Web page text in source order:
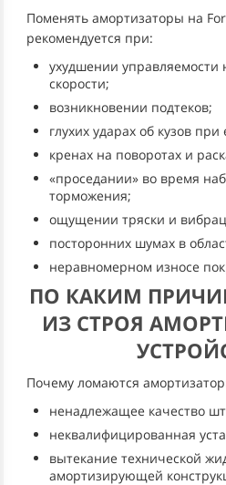
Поменять амортизаторы на
рекомендуется при:
ухудшении управляемости
скорости;
возникновении подтеков;
глухих ударах об кузов
кренах на поворотах и
«проседании» во время
торможения;
ощущении тряски и
посторонних шумах в
неравномерном износе
ПО КАКИМ
ИЗ СТРОЯ
Почему ломаются
ненадлежащее качество
неквалифицированная
вытекание технической
амортизирующей